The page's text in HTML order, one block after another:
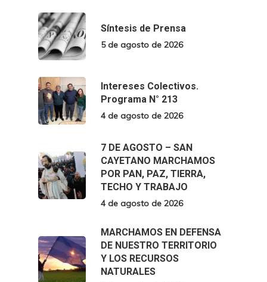
Síntesis de Prensa
5 de agosto de 2026
Intereses Colectivos.
Programa N° 213
4 de agosto de 2026
7 DE AGOSTO – SAN
CAYETANO MARCHAMOS
POR PAN, PAZ, TIERRA,
TECHO Y TRABAJO
4 de agosto de 2026
MARCHAMOS EN DEFENSA
DE NUESTRO TERRITORIO
Y LOS RECURSOS
NATURALES